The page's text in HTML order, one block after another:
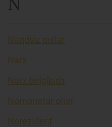
N
Naqdsiz pullar
Narx
Narx belgilash
Nomonetar oltin
Norezident